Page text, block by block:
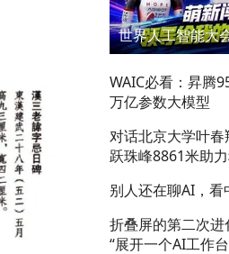
WAIC必看：昇腾
万亿参数大模型
对话北京大学叶
跃珠峰8861米助
别人还在聊AI，看
折叠屏的第二次进
“展开一个AI工作